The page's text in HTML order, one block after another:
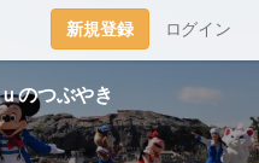
新規登録 ログイン
のつぶやき